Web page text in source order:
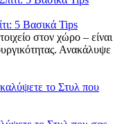
5 Βασικά Tips
στον χώρο – είναι
Ανακάλυψε